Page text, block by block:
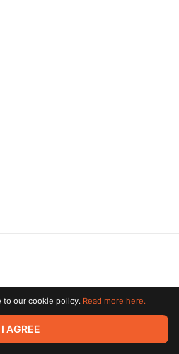
All rights reserved. All trademarks
owners.
to our cookie policy. Read more here.
I AGREE